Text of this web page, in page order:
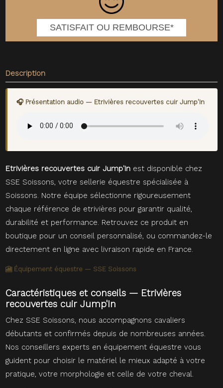
SATISFAIT OU REMBOURSE*
Description
🎧 Présentation audio — Etrivières recouvertes cuir Jump'In
Etrivières recouvertes cuir Jump'In est disponible chez
SSE Soissons, votre sellerie équestre spécialisée à
Soissons. Notre équipe sélectionne rigoureusement
chaque référence de etrivières pour garantir qualité,
durabilité et performance. Retrouvez ce produit en
boutique pour un conseil personnalisé, ou commandez-le
directement en ligne avec livraison rapide en France.
🎦 Équipement équestre — SSE Soissons
Caractéristiques et conseils — Etrivières
recouvertes cuir Jump'In
Chez SSE Soissons, nous accompagnons cavaliers
débutants et confirmés depuis de nombreuses années.
Nos conseillers experts en équipement équestre vous
guident pour choisir le matériel le mieux adapté à votre
pratique, votre morphologie et celle de votre cheval.